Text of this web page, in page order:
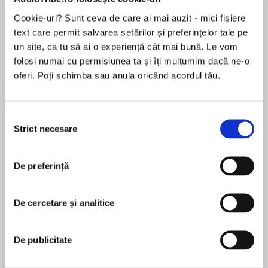
Cookie-uri? Sunt ceva de care ai mai auzit - mici fișiere
text care permit salvarea setărilor și preferințelor tale pe
un site, ca tu să ai o experiență cât mai bună. Le vom
folosi numai cu permisiunea ta și îți mulțumim dacă ne-o
oferi. Poți schimba sau anula oricând acordul tău.
consimțământului
Strict necesare
De preferință
De cercetare și analitice
De publicitate
Desprecarte
‘Devastating and wickedly funny … I loved it’
It’s so cold you can’t feel your feet and from
humans and one animal will show us the way.
They’re each searching for someone, a woman
who washed up on the shores of this far-flung
town and then disappeared. To find her they will
În acest moment nu există recenzii
pentru această carte